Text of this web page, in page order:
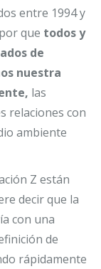
entre 1994 y
que todos y
de
nuestra
las
relaciones con
ambiente
Z están
decir que la
con una
de
rápidamente